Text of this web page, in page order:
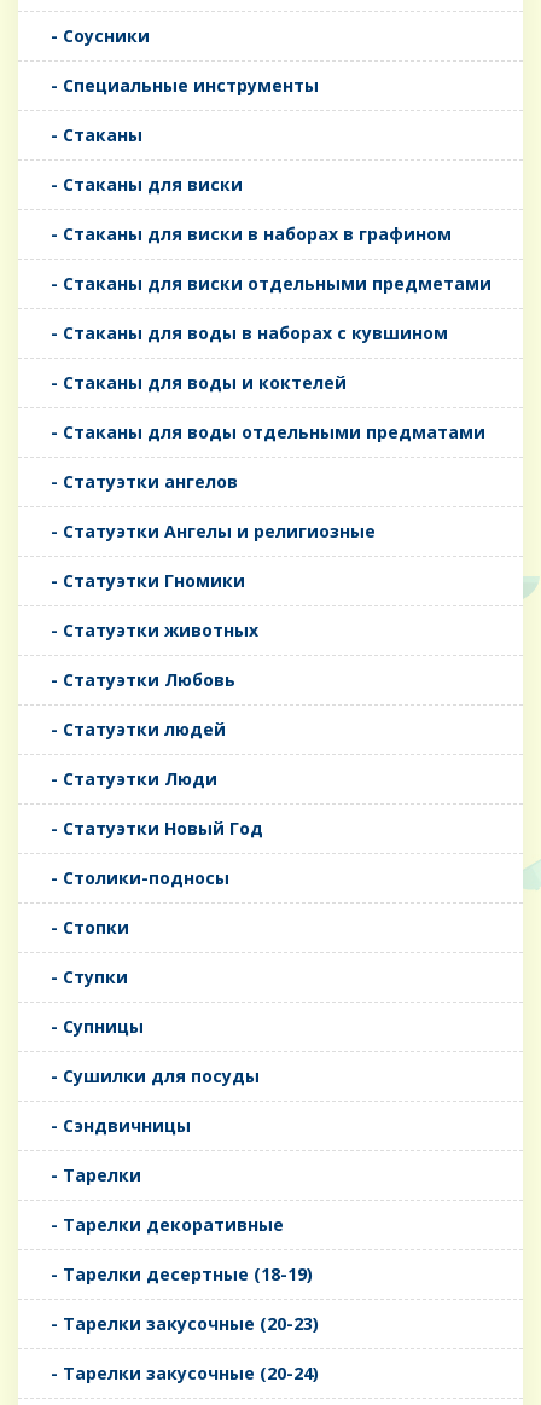
- Соусники
- Специальные инструменты
- Стаканы
- Стаканы для виски
- Стаканы для виски в наборах в графином
- Стаканы для виски отдельными предметами
- Стаканы для воды в наборах с кувшином
- Стаканы для воды и коктелей
- Стаканы для воды отдельными предматами
- Статуэтки ангелов
- Статуэтки Ангелы и религиозные
- Статуэтки Гномики
- Статуэтки животных
- Статуэтки Любовь
- Статуэтки людей
- Статуэтки Люди
- Статуэтки Новый Год
- Столики-подносы
- Стопки
- Ступки
- Супницы
- Сушилки для посуды
- Сэндвичницы
- Тарелки
- Тарелки декоративные
- Тарелки десертные (18-19)
- Тарелки закусочные (20-23)
- Тарелки закусочные (20-24)